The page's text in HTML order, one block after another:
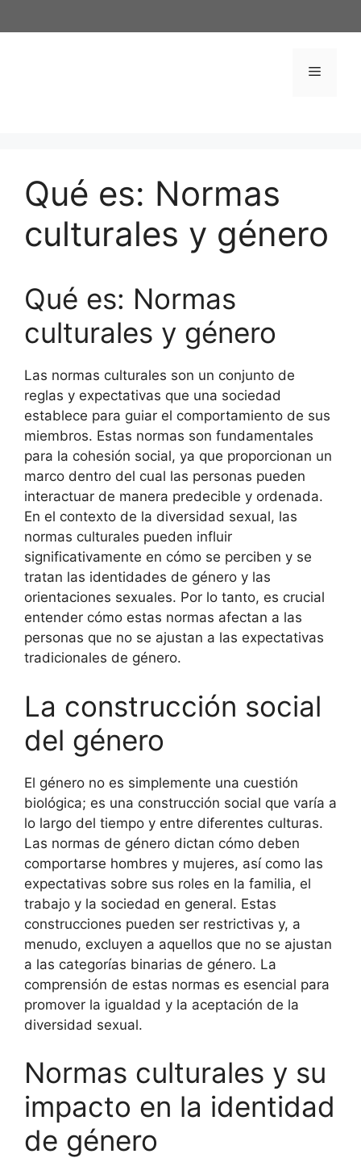
al
Menú
Qué es: Normas
culturales y género
Qué es: Normas
culturales y género
Las normas culturales son un conjunto de
reglas y expectativas que una sociedad
establece para guiar el comportamiento de sus
miembros. Estas normas son fundamentales
para la cohesión social, ya que proporcionan un
marco dentro del cual las personas pueden
interactuar de manera predecible y ordenada.
En el contexto de la diversidad sexual, las
normas culturales pueden influir
significativamente en cómo se perciben y se
tratan las identidades de género y las
orientaciones sexuales. Por lo tanto, es crucial
entender cómo estas normas afectan a las
personas que no se ajustan a las expectativas
tradicionales de género.
La construcción social
del género
El género no es simplemente una cuestión
biológica; es una construcción social que varía a
lo largo del tiempo y entre diferentes culturas.
Las normas de género dictan cómo deben
comportarse hombres y mujeres, así como las
expectativas sobre sus roles en la familia, el
trabajo y la sociedad en general. Estas
construcciones pueden ser restrictivas y, a
menudo, excluyen a aquellos que no se ajustan
a las categorías binarias de género. La
comprensión de estas normas es esencial para
promover la igualdad y la aceptación de la
diversidad sexual.
Normas culturales y su
impacto en la identidad
de género